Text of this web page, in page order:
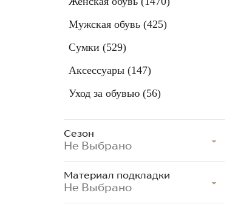
Мужская обувь (425)
Сумки (529)
Аксессуары (147)
Уход за обувью (56)
Сезон
Не Выбрано
Материал подкладки
Не Выбрано